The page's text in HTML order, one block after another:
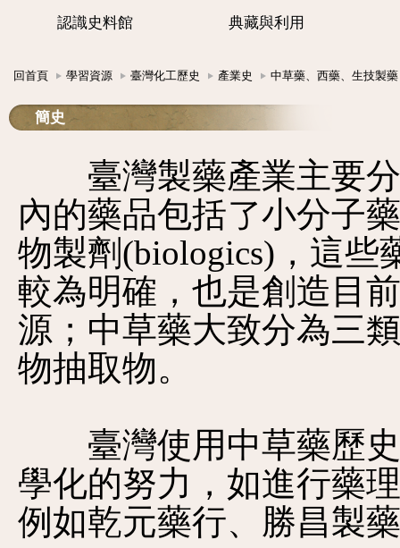
認識史料館 典藏與利用
回首頁 學習資源 臺灣化工歷史 產業史 中草藥、西藥、生技製藥
簡史
臺灣製藥產業主要分
內的藥品包括了小分子
物製劑(biologics)，這些
較為明確，也是創造目
源；中草藥大致分為三
物抽取物。
臺灣使用中草藥歷史
學化的努力，如進行藥
例如乾元藥行、勝昌製